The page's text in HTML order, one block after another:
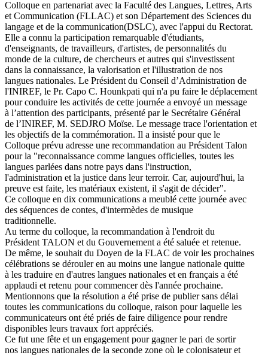
Colloque en partenariat avec la Faculté des Langues, Lettres, Arts
et Communication (FLLAC) et son Département des Sciences du
langage et de la communication(DSLC), avec l'appui du Rectorat.
Elle a connu la participation remarquable d'étudiants,
d'enseignants, de travailleurs, d'artistes, de personnalités du
monde de la culture, de chercheurs et autres qui s'investissent
dans la connaissance, la valorisation et l'illustration de nos
langues nationales. Le Président du Conseil d’Administration de
l'INIREF, le Pr. Capo C. Hounkpati qui n'a pu faire le déplacement
pour conduire les activités de cette journée a envoyé un message
à l’attention des participants, présenté par le Secrétaire Général
de l’INIREF, M. SEDJRO Moïse. Le message trace l'orientation et
les objectifs de la commémoration. Il a insisté pour que le
Colloque prévu adresse une recommandation au Président Talon
pour la "reconnaissance comme langues officielles, toutes les
langues parlées dans notre pays dans l'instruction,
l'administration et la justice dans leur terroir. Car, aujourd'hui, la
preuve est faite, les matériaux existent, il s'agit de décider".
Ce colloque en dix communications a meublé cette journée avec
des séquences de contes, d'intermèdes de musique
traditionnelle.
Au terme du colloque, la recommandation à l'endroit du
Président TALON et du Gouvernement a été saluée et retenue.
De même, le souhait du Doyen de la FLAC de voir les prochaines
célébrations se dérouler en au moins une langue nationale quitte
à les traduire en d'autres langues nationales et en français a été
applaudi et retenu pour commencer dès l'année prochaine.
Mentionnons que la résolution a été prise de publier sans délai
toutes les communications du colloque, raison pour laquelle les
communicateurs ont été priés de faire diligence pour rendre
disponibles leurs travaux fort appréciés.
Ce fut une fête et un engagement pour gagner le pari de sortir
nos langues nationales de la seconde zone où le colonisateur et